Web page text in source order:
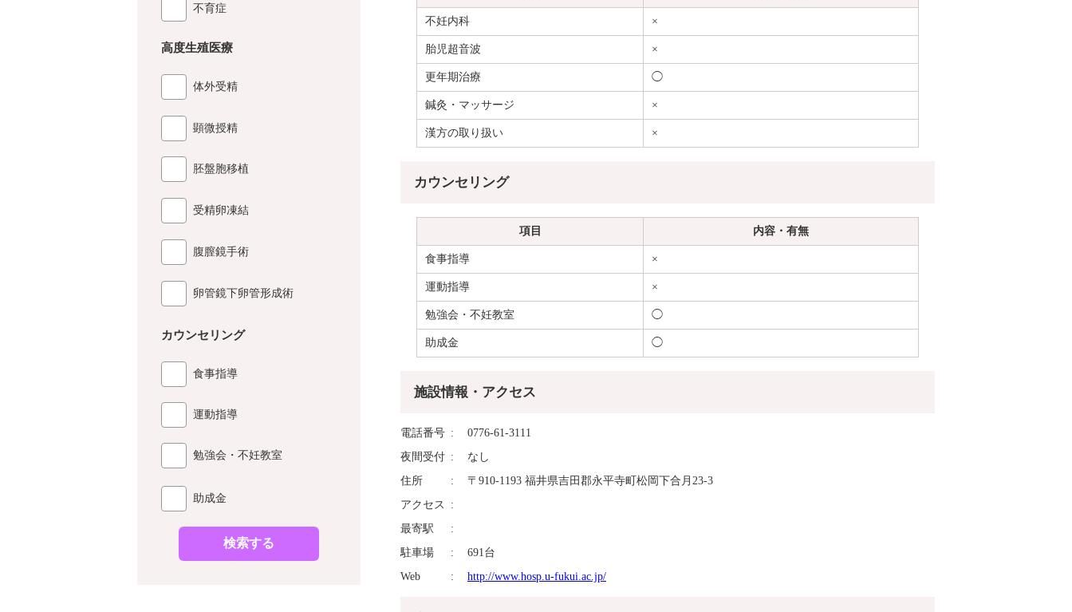
不育症
高度生殖医療
体外受精
顕微授精
胚盤胞移植
受精卵凍結
腹膣鏡手術
卵管鏡下卵管形成術
カウンセリング
食事指導
運動指導
勉強会・不妊教室
助成金
検索する
不妊内科 ×
胎児超音波 ×
更年期治療 ◯
鍼灸・マッサージ ×
漢方の取り扱い ×
カウンセリング
項目 内容・有無
食事指導 ×
運動指導 ×
勉強会・不妊教室 ◯
助成金 ◯
施設情報・アクセス
電話番号
0776-61-3111
夜間受付
なし
住所
〒910-1193 福井県吉田郡永平寺町松岡下合月23-3
アクセス
最寄駅
駐車場
691台
Web
http://www.hosp.u-fukui.ac.jp/